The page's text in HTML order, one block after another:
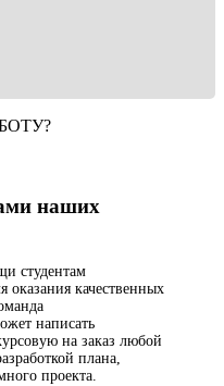
наших
студентам
оказания качественных
написать
на заказ любой
плана,
проекта.